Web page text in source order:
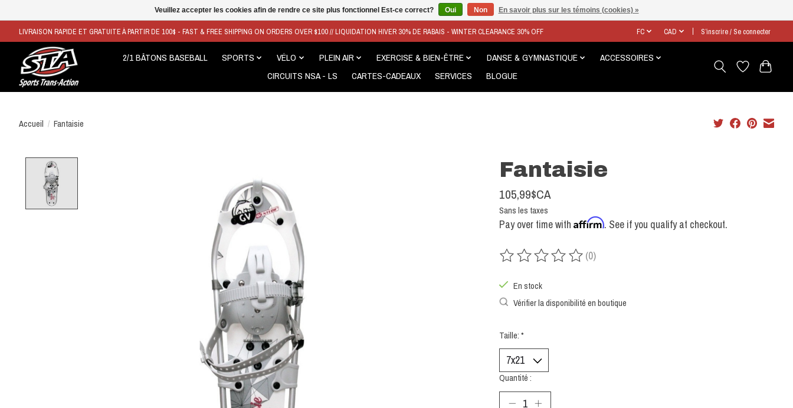
LIVRAISON RAPIDE ET GRATUITE À PARTIR DE 100$ - FAST & FREE SHIPPING ON ORDERS OVER $100 // LIQUIDATION HIVER 30% DE RABAIS - WINTER CLEARANCE 30% OFF FC CAD S’inscrire / Se connecter
2/1 BÂTONS BASEBALL SPORTS VÉLO PLEIN AIR EXERCISE & BIEN-ÊTRE DANSE & GYMNASTIQUE
ACCESSOIRES
CIRCUITS NSA - LS
CARTES-CADEAUX SERVICES BLOGUE
Accueil / Fantaisie
Fantaisie
105,99$CA
Sans les taxes
Pay over time with Affirm. See if you qualify at checkout.
Ce produit est évalué à0
(0)
En stock
Vérifier la disponibilité en boutique
Taille: *
Quantité :
Veuillez accepter les cookies afin de rendre ce site plus fonctionnel Est-ce correct? Oui Non En savoir plus sur les témoins (cookies) »